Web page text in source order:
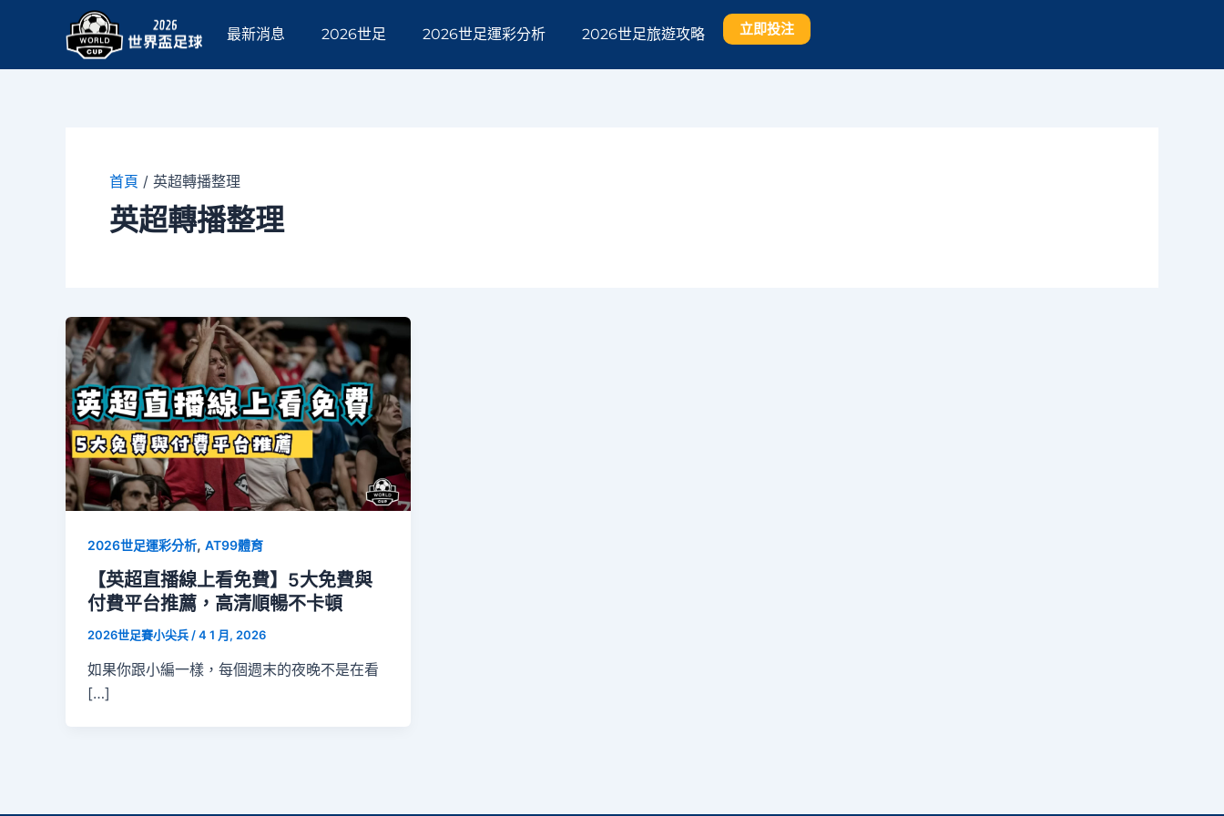
最新消息 2026世足 2026世足運彩分析 2026世足旅遊攻略 立即投注
首頁 / 英超轉播整理
英超轉播整理
2026世足運彩分析, AT99體育
【英超直播線上看免費】5大免費與
付費平台推薦，高清順暢不卡頓
2026世足賽小尖兵 /4 1 月, 2026
如果你跟小編一樣，每個週末的夜晚不是在看
[…]